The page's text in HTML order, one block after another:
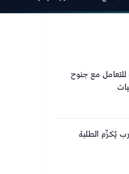
مع جنوح
يُكرِّم الطلبة